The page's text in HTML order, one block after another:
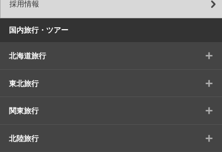
採用情報
国内旅行・ツアー
北海道旅行 +
東北旅行 +
関東旅行 +
北陸旅行 +